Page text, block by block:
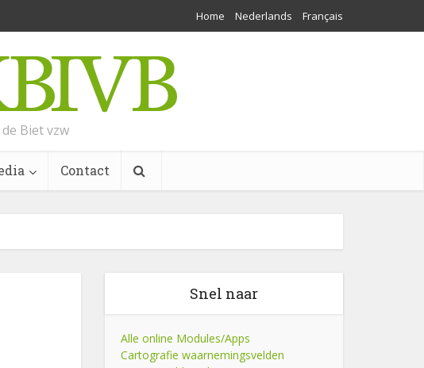
Home Nederlands Français
Biet vzw
Contact
Snel naar
Alle online Modules/Apps
Cartografie waarnemingsvelden